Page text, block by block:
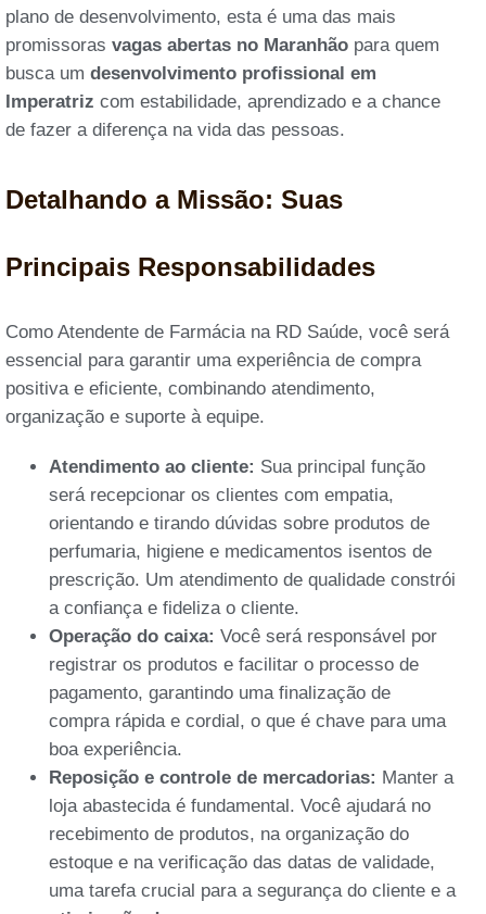
plano de desenvolvimento, esta é uma das mais
promissoras vagas abertas no Maranhão para quem
busca um desenvolvimento profissional em
Imperatriz com estabilidade, aprendizado e a chance
de fazer a diferença na vida das pessoas.
Detalhando a Missão: Suas
Principais Responsabilidades
Como Atendente de Farmácia na RD Saúde, você será
essencial para garantir uma experiência de compra
positiva e eficiente, combinando atendimento,
organização e suporte à equipe.
Atendimento ao cliente: Sua principal função
será recepcionar os clientes com empatia,
orientando e tirando dúvidas sobre produtos de
perfumaria, higiene e medicamentos isentos de
prescrição. Um atendimento de qualidade constrói
a confiança e fideliza o cliente.
Operação do caixa: Você será responsável por
registrar os produtos e facilitar o processo de
pagamento, garantindo uma finalização de
compra rápida e cordial, o que é chave para uma
boa experiência.
Reposição e controle de mercadorias: Manter a
loja abastecida é fundamental. Você ajudará no
recebimento de produtos, na organização do
estoque e na verificação das datas de validade,
uma tarefa crucial para a segurança do cliente e a